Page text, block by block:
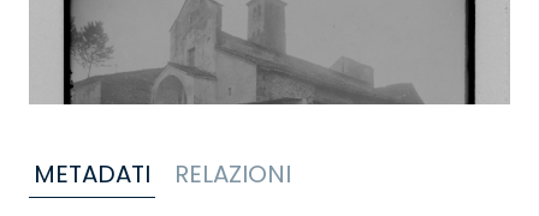
METADATI RELAZIONI